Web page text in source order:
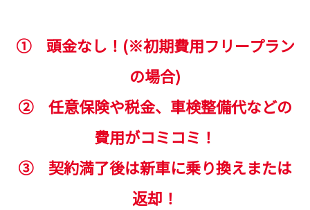
① 頭金なし！(※初期費用フリープラン
の場合)
② 任意保険や税金、車検整備代などの
費用がコミコミ！
③ 契約満了後は新車に乗り換えまたは
返却！